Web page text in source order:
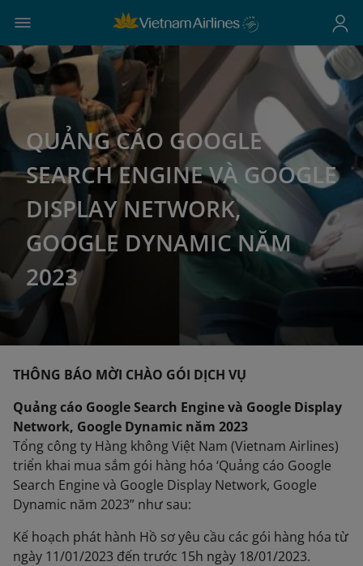
QUẢNG CÁO GOOGLE
SEARCH ENGINE VÀ GOOGLE
DISPLAY NETWORK,
GOOGLE DYNAMIC NĂM
2023
THÔNG BÁO MỜI CHÀO GÓI DỊCH VỤ
Quảng cáo Google Search Engine và Google Display
Network, Google Dynamic năm 2023
Tổng công ty Hàng không Việt Nam (Vietnam Airlines)
triển khai mua sắm gói hàng hóa ‘Quảng cáo Google
Search Engine và Google Display Network, Google
Dynamic năm 2023” như sau:
Kế hoạch phát hành Hồ sơ yêu cầu các gói hàng hóa từ
ngày 11/01/2023 đến trước 15h ngày 18/01/2023.